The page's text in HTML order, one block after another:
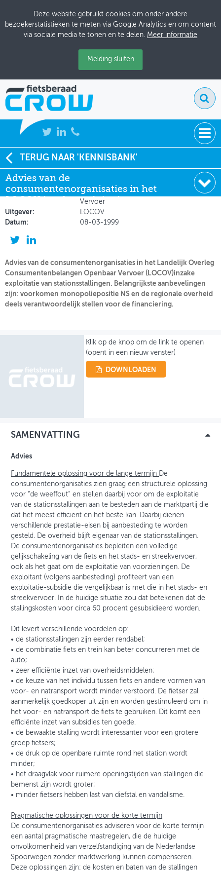
Deze website gebruikt cookies om onder andere
bezoekerstatistieken te meten via Google Analytics en om content
via sociale media te tonen en te delen. Meer informatie
Melding sluiten
NIEUWS
BIJEENKOMSTEN
KENNISBANK
ADRESSENBOEK
OVER FIETSBERAAD
THEMASITES
MIJN PROFIEL
GEBRUIKER
TERUG NAAR 'KENNISBANK'
Advies van de
consumentenorganisaties in het
LOCOV inzake exploitatie van
stationsstallingen
Soort:
Notities
Auteur:
Consumentenbelangen Openbaar
Vervoer
Uitgever:
LOCOV
Datum:
08-03-1999
Advies van de consumentenorganisaties in het Landelijk Overleg
Consumentenbelangen Openbaar Vervoer (LOCOV)inzake
exploitatie van stationsstallingen. Belangrijkste aanbevelingen
zijn: voorkomen monopoliepositie NS en de regionale overheid
deels verantwoordelijk stellen voor de financiering.
Klik op de knop om de link te openen
(opent in een nieuw venster)
DOWNLOADEN
SAMENVATTING
Advies
Fundamentele oplossing voor de lange termijn De
consumentenorganisaties zien graag een structurele oplossing
voor “de weeffout” en stellen daarbij voor om de exploitatie
van de stationsstallingen aan te besteden aan de marktpartij die
dat het meest efficiënt en het beste kan. Daarbij dienen
verschillende prestatie-eisen bij aanbesteding te worden
gesteld. De overheid blijft eigenaar van de stationsstallingen.
De consumentenorganisaties bepleiten een volledige
gelijkschakeling van de fiets en het stads- en streekvervoer,
ook als het gaat om de exploitatie van voorzieningen. De
exploitant (volgens aanbesteding) profiteert van een
exploitatie-subsidie die vergelijkbaar is met die in het stads- en
streekvervoer. In de huidige situatie zou dat betekenen dat de
stallingskosten voor circa 60 procent gesubsidieerd worden.
Dit levert verschillende voordelen op:
• de stationsstallingen zijn eerder rendabel;
• de combinatie fiets en trein kan beter concurreren met de
auto;
• zeer efficiënte inzet van overheidsmiddelen;
• de keuze van het individu tussen fiets en andere vormen van
voor- en natransport wordt minder verstoord. De fietser zal
aanmerkelijk goedkoper uit zijn en worden gestimuleerd om in
het voor- en natransport de fiets te gebruiken. Dit komt een
efficiënte inzet van subsidies ten goede.
• de bewaakte stalling wordt interessanter voor een grotere
groep fietsers;
• de druk op de openbare ruimte rond het station wordt
minder;
• het draagvlak voor ruimere openingstijden van stallingen die
bemenst zijn wordt groter;
• minder fietsers hebben last van diefstal en vandalisme.
Pragmatische oplossingen voor de korte termijn
De consumentenorganisaties adviseren voor de korte termijn
een aantal pragmatische maatregelen, die de huidige
onvolkomenheid van verzelfstandiging van de Nederlandse
Spoorwegen zonder marktwerking kunnen compenseren.
Deze oplossingen zijn: de kosten en baten van de stallingen